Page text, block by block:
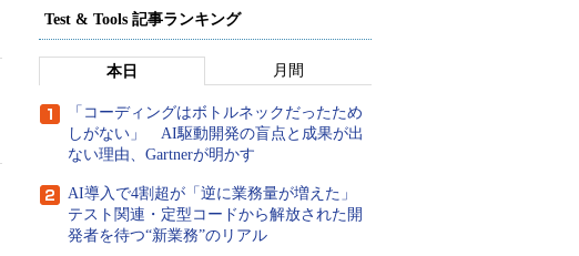
Test & Tools 記事ランキング
本日 月間
「コーディングはボトルネックだったため
しがない」 AI駆動開発の盲点と成果が出
ない理由、Gartnerが明かす
AI導入で4割超が「逆に業務量が増えた」
テスト関連・定型コードから解放された開
発者を待つ“新業務”のリアル